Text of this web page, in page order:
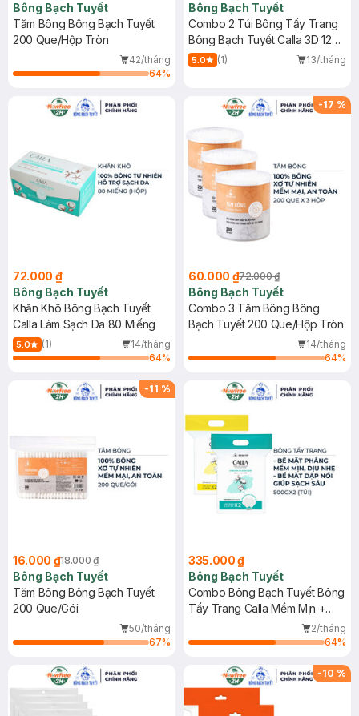
Bông Bạch Tuyết
Tăm Bông Bông Bạch Tuyết
200 Que/Hộp Tròn
42/tháng
64%
Bông Bạch Tuyết
Combo 2 Túi Bông Tẩy Trang
Bông Bạch Tuyết Calla 3D 120
Miếng
5.0 (1) 13/tháng
72.000 ₫
Bông Bạch Tuyết
Khăn Khô Bông Bạch Tuyết
Calla Làm Sạch Da 80 Miếng
5.0 (1)
14/tháng
64%
-17 %
60.000 ₫72.000 ₫
Bông Bạch Tuyết
Combo 3 Tăm Bông Bông
Bạch Tuyết 200 Que/Hộp Tròn
14/tháng
64%
-11 %
16.000 ₫18.000 ₫
Bông Bạch Tuyết
Tăm Bông Bông Bạch Tuyết
200 Que/Gói
50/tháng
67%
335.000 ₫
Bông Bạch Tuyết
Combo Bông Bạch Tuyết Bông
Tẩy Trang Calla Mềm Mịn +
Giúp Sạch Sâu 500gx2 (Túi)2/tháng
64%
-10 %